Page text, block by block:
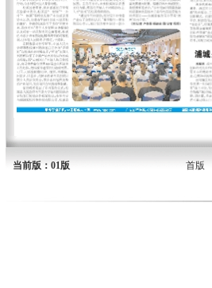
当前版：01版 首版